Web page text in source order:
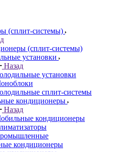
(сплит-системы)
(сплит-системы)
установки
Назад
установки
сплит-системы
кондиционеры
Назад
кондиционеры
кондиционеры